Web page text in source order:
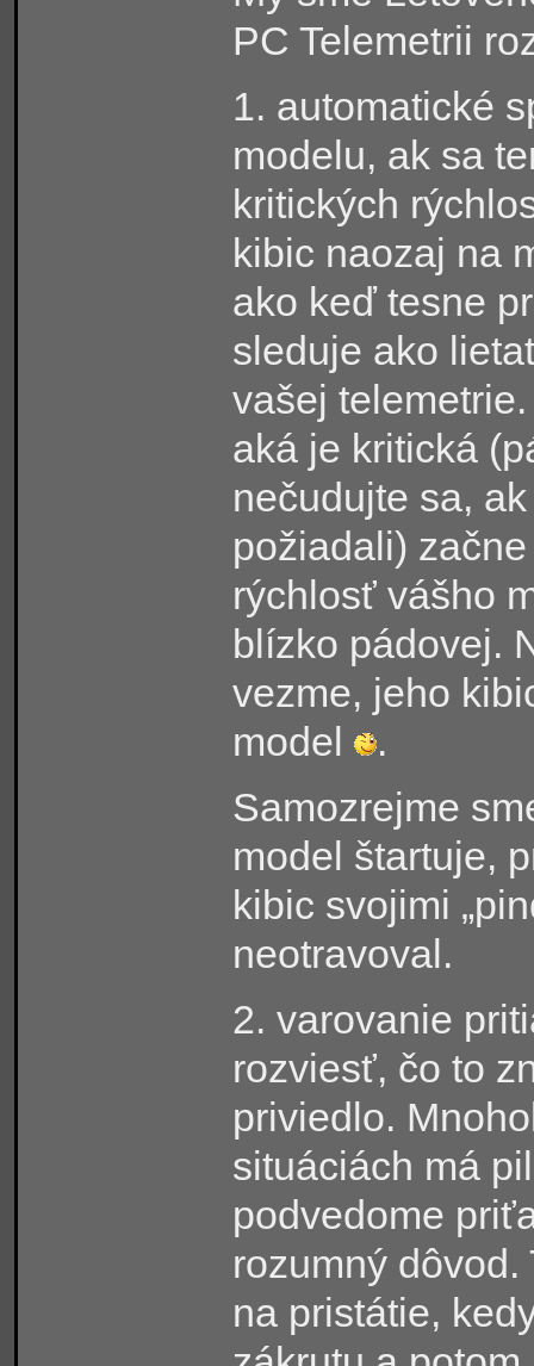
PC Telemetrii
1. automatické
modelu, ak sa
kritických
kibic naozaj na
ako keď tesne
sleduje ako
vašej
aká je kritická
nečudujte sa,
požiadali)
rýchlosť vášho
blízko pádovej.
vezme, jeho
model
.
Samozrejme
model štartuje,
kibic svojimi
neotravoval.
2. varovanie
rozviesť, čo to
priviedlo.
situáciách má
podvedome
rozumný
na pristátie,